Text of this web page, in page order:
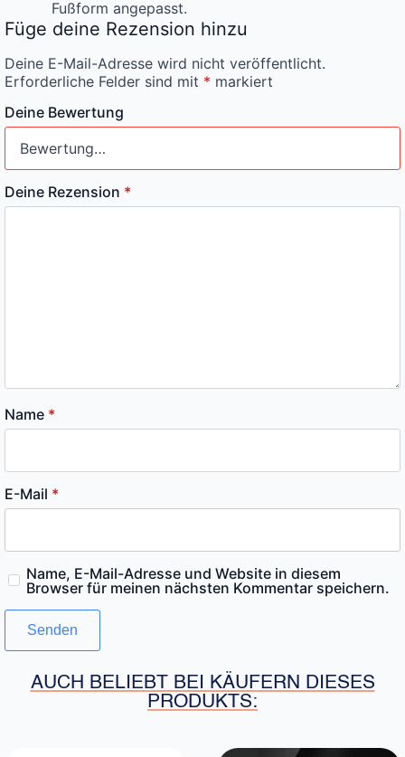
Fußform angepasst.
Füge deine Rezension hinzu
Deine E-Mail-Adresse wird nicht veröffentlicht.
Erforderliche Felder sind mit * markiert
Deine Bewertung
Deine Rezension *
Name *
E-Mail *
Name, E-Mail-Adresse und Website in diesem
Browser für meinen nächsten Kommentar speichern.
AUCH BELIEBT BEI KÄUFERN DIESES
PRODUKTS: